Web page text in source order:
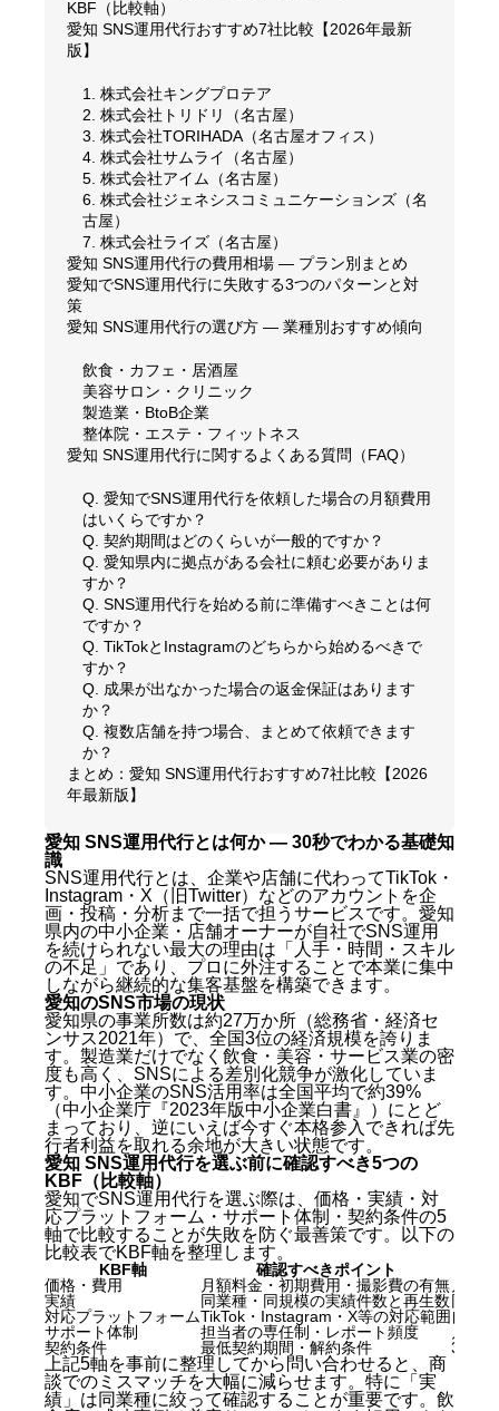
KBF（比較軸）
愛知 SNS運用代行おすすめ7社比較【2026年最新
版】
1. 株式会社キングプロテア
2. 株式会社トリドリ（名古屋）
3. 株式会社TORIHADA（名古屋オフィス）
4. 株式会社サムライ（名古屋）
5. 株式会社アイム（名古屋）
6. 株式会社ジェネシスコミュニケーションズ（名
古屋）
7. 株式会社ライズ（名古屋）
愛知 SNS運用代行の費用相場 — プラン別まとめ
愛知でSNS運用代行に失敗する3つのパターンと対
策
愛知 SNS運用代行の選び方 — 業種別おすすめ傾向
飲食・カフェ・居酒屋
美容サロン・クリニック
製造業・BtoB企業
整体院・エステ・フィットネス
愛知 SNS運用代行に関するよくある質問（FAQ）
Q. 愛知でSNS運用代行を依頼した場合の月額費用
はいくらですか？
Q. 契約期間はどのくらいが一般的ですか？
Q. 愛知県内に拠点がある会社に頼む必要がありま
すか？
Q. SNS運用代行を始める前に準備すべきことは何
ですか？
Q. TikTokとInstagramのどちらから始めるべきで
すか？
Q. 成果が出なかった場合の返金保証はあります
か？
Q. 複数店舗を持つ場合、まとめて依頼できます
か？
まとめ：愛知 SNS運用代行おすすめ7社比較【2026
年最新版】
愛知 SNS運用代行とは何か — 30秒でわかる基礎知
識
SNS運用代行とは、企業や店舗に代わってTikTok・
Instagram・X（旧Twitter）などのアカウントを企
画・投稿・分析まで一括で担うサービスです。愛知
県内の中小企業・店舗オーナーが自社でSNS運用
を続けられない最大の理由は「人手・時間・スキル
の不足」であり、プロに外注することで本業に集中
しながら継続的な集客基盤を構築できます。
愛知のSNS市場の現状
愛知県の事業所数は約27万か所（総務省・経済セ
ンサス2021年）で、全国3位の経済規模を誇りま
す。製造業だけでなく飲食・美容・サービス業の密
度も高く、SNSによる差別化競争が激化していま
す。中小企業のSNS活用率は全国平均で約39%
（中小企業庁『2023年版中小企業白書』）にとど
まっており、逆にいえば今すぐ本格参入できれば先
行者利益を取れる余地が大きい状態です。
愛知 SNS運用代行を選ぶ前に確認すべき5つの
KBF（比較軸）
愛知でSNS運用代行を選ぶ際は、価格・実績・対
応プラットフォーム・サポート体制・契約条件の5
軸で比較することが失敗を防ぐ最善策です。以下の
比較表でKBF軸を整理します。
KBF軸
確認すべきポイント
価格・費用
月額料金・初期費用・撮影費の有無
実績
同業種・同規模の実績件数と再生数同業
対応プラットフォームTikTok・Instagram・X等の対応範囲自社
サポート体制
担当者の専任制・レポート頻度
契約条件
最低契約期間・解約条件 3か月
上記5軸を事前に整理してから問い合わせると、商
談でのミスマッチを大幅に減らせます。特に「実
績」は同業種に絞って確認することが重要です。飲